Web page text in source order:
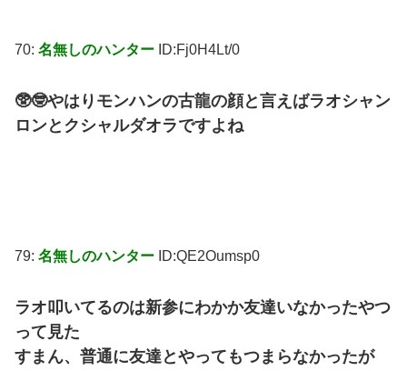
70: 名無しのハンター ID:Fj0H4Lt/0
🥸🤓やはりモンハンの古龍の顔と言えばラオシャン
ロンとクシャルダオラですよね
79: 名無しのハンター ID:QE2Oumsp0
ラオ叩いてるのは新参にわかか友達いなかったやつ
って見た
すまん、普通に友達とやってもつまらなかったが